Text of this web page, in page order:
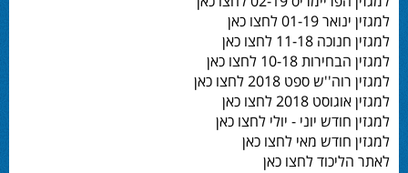
למגזין ינואר 01-19 לחצו כאן
למגזין חנוכה 11-18 לחצו כאן
למגזין הבחירות 10-18 לחצו כאן
למגזין רוה''ש ספט 2018 לחצו כאן
למגזין אוגוסט 2018 לחצו כאן
למגזין חודש יוני - יולי לחצו כאן
למגזין חודש מאי לחצו כאן
לאתר הליכוד לחצו כאן